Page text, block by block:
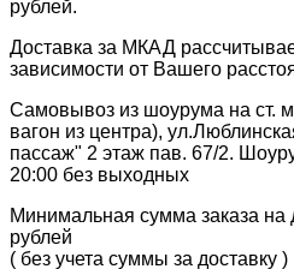
рублей.
Доставка за МКАД
зависимости от Вашего
Самовывоз из шоурума на ст.
вагон из центра),
пассаж" 2 этаж пав. 67/2.
20:00 без выходных
Минимальная сумма заказа на
рублей
( без учета суммы за доставку )